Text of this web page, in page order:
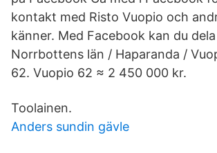
kontakt med Risto Vuopio och
känner. Med Facebook kan du
Norrbottens län / Haparanda /
62. Vuopio 62 ≈ 2 450 000 kr.
Toolainen.
Anders sundin gävle